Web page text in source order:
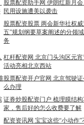
股票配资助手网 伊朗红新月会
民用设施遭美以袭击
股票配资股票 两会新华社权威
五”规划纲要草案阐述的分领
务
杠杆配资网 北京门头沟区元
活动亮相北京西站
股票配资开户官网 北京驾驶
么办理
证券炒股配资门户 梳理膜结
家，售后好的怎么收费要了解
配资资讯网 宝宝这些“小动作